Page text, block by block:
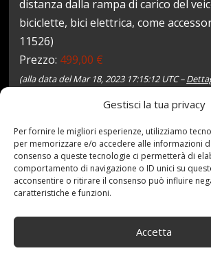
Gestisci la tua privacy
Per fornire le migliori esperienze, utilizziamo
per memorizzare e/o accedere alle informazioni
consenso a queste tecnologie ci permetterà di
comportamento di navigazione o ID unici su
acconsentire o ritirare il consenso può influire
caratteristiche e funzioni.
Accetta
distanza dalla rampa di carico del
biciclette, bici elettrica, come
11526)
Prezzo: 499,00 €
(alla data del Mar 18, 2023 17:15:12 UTC –
redazione
EUFAB